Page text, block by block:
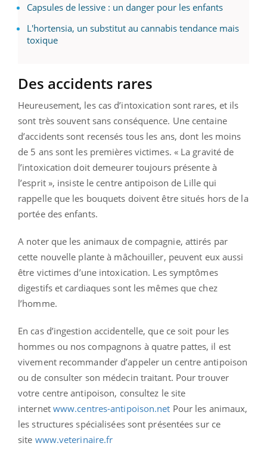
Capsules de lessive : un danger pour les enfants
L'hortensia, un substitut au cannabis tendance mais
toxique
Des accidents rares
Heureusement, les cas d’intoxication sont rares, et ils
sont très souvent sans conséquence. Une centaine
d’accidents sont recensés tous les ans, dont les moins
de 5 ans sont les premières victimes. « La gravité de
l’intoxication doit demeurer toujours présente à
l’esprit », insiste le centre antipoison de Lille qui
rappelle que les bouquets doivent être situés hors de la
portée des enfants.
A noter que les animaux de compagnie, attirés par
cette nouvelle plante à mâchouiller, peuvent eux aussi
être victimes d’une intoxication. Les symptômes
digestifs et cardiaques sont les mêmes que chez
l’homme.
En cas d’ingestion accidentelle, que ce soit pour les
hommes ou nos compagnons à quatre pattes, il est
vivement recommander d’appeler un centre antipoison
ou de consulter son médecin traitant. Pour trouver
votre centre antipoison, consultez le site
internet www.centres-antipoison.net Pour les animaux,
les structures spécialisées sont présentées sur ce
site www.veterinaire.fr